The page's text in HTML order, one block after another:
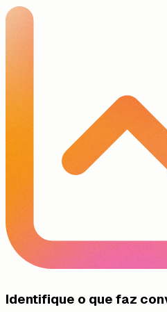
Identifique o que faz